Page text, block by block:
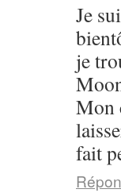
Je
je
Mon
fait